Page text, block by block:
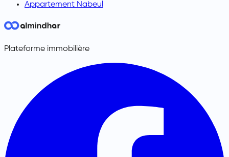
Appartement Nabeul
Plateforme immobilière